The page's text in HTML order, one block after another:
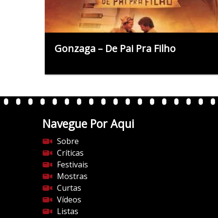
Gonzaga – De Pai Pra Filho
Navegue Por Aqui
Sobre
Críticas
Festivais
Mostras
Curtas
Vídeos
Listas